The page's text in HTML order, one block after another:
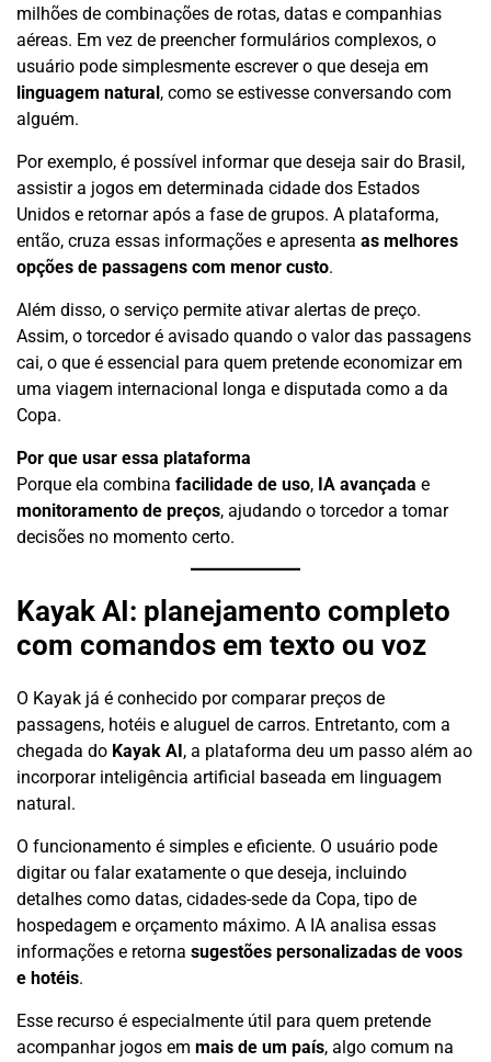
milhões de combinações de rotas, datas e companhias
aéreas. Em vez de preencher formulários complexos, o
usuário pode simplesmente escrever o que deseja em
linguagem natural , como se estivesse conversando com
alguém.
Por exemplo, é possível informar que deseja sair do Brasil,
assistir a jogos em determinada cidade dos Estados
Unidos e retornar após a fase de grupos. A plataforma,
então, cruza essas informações e apresenta as melhores
opções de passagens com menor custo.
Além disso, o serviço permite ativar alertas de preço.
Assim, o torcedor é avisado quando o valor das passagens
cai, o que é essencial para quem pretende economizar em
uma viagem internacional longa e disputada como a da
Copa.
Por que usar essa plataforma
Porque ela combina facilidade de uso, IA avançada e
monitoramento de preços, ajudando o torcedor a tomar
decisões no momento certo.
Kayak AI: planejamento completo
com comandos em texto ou voz
O Kayak já é conhecido por comparar preços de
passagens, hotéis e aluguel de carros. Entretanto, com a
chegada do Kayak AI , a plataforma deu um passo além ao
incorporar inteligência artificial baseada em linguagem
natural.
O funcionamento é simples e eficiente. O usuário pode
digitar ou falar exatamente o que deseja, incluindo
detalhes como datas, cidades-sede da Copa, tipo de
hospedagem e orçamento máximo. A IA analisa essas
informações e retorna sugestões personalizadas de voos
e hotéis.
Esse recurso é especialmente útil para quem pretende
acompanhar jogos em mais de um país, algo comum na